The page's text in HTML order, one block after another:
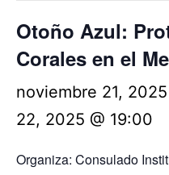
Otoño Azul:
Corales en el
noviembre 21,
22, 2025 @ 19:00
Organiza: Consulado